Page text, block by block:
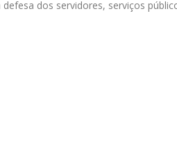
dos servidores, serviços